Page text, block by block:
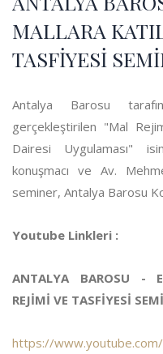
MALLARA
TASFİYESİ
Antalya Barosu
gerçekleştirilen "Mal
Dairesi Uygulaması"
konuşmacı ve Av.
seminer, Antalya Barosu
Youtube Linkleri :
ANTALYA BAROSU -
REJİMİ VE TASFİYESİ
https://